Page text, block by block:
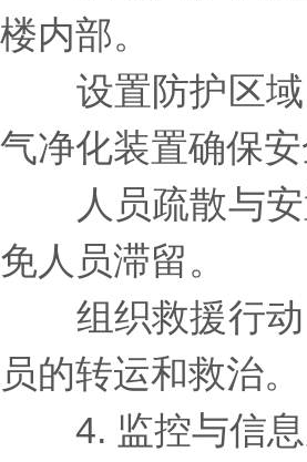
楼内部。
设置防护区域
气净化装置确保安
人员疏散与安
免人员滞留。
组织救援行动
员的转运和救治。
4. 监控与信息